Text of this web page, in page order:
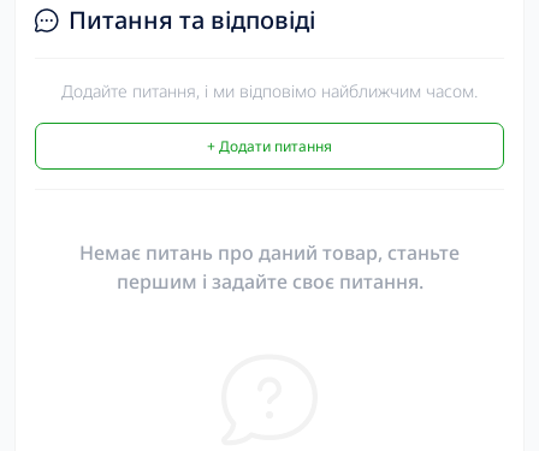
Питання та відповіді
Додайте питання, і ми відповімо найближчим часом.
+ Додати питання
Немає питань про даний товар, станьте
першим і задайте своє питання.